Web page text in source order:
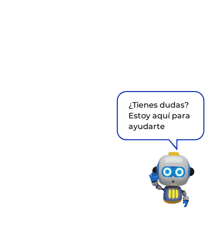
¿Tienes dudas?
Estoy aquí para
ayudarte